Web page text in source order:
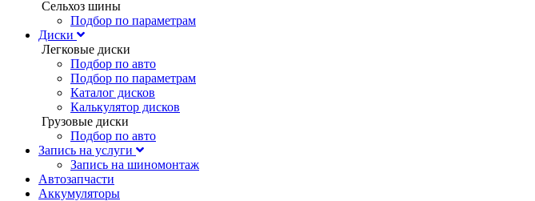
Сельхоз шины
Подбор по параметрам
Диски
Легковые диски
Подбор по авто
Подбор по параметрам
Каталог дисков
Калькулятор дисков
Грузовые диски
Подбор по авто
Запись на услуги
Запись на шиномонтаж
Автозапчасти
Аккумуляторы